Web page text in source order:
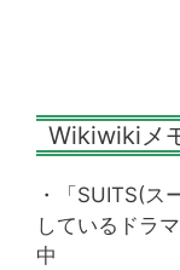
Wikiwikiメ
・「SUITS(ス
しているドラ
中